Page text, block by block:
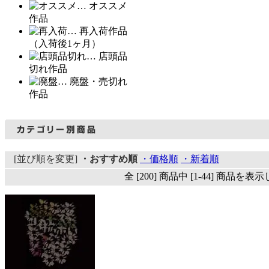
… オススメ
作品
… 再入荷作品
（入荷後1ヶ月）
… 店頭品
切れ作品
… 廃盤・売切れ
作品
[並び順を変更] ・おすすめ順 ・価格順
・新着順
全 [200] 商品中 [1-44] 商品を表示